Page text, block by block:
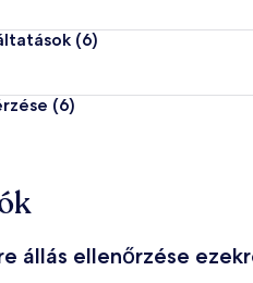
(6)
(6)
állás ellenőrzése